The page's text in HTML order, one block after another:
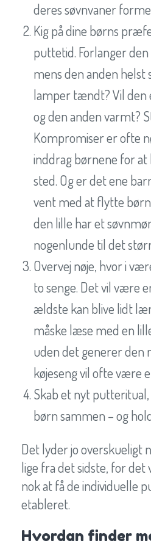
deres søvnvaner
Kig på dine børns
puttetid. Forlanger
mens den anden helst
lamper tændt? Vil den
og den anden varmt?
Kompromiser er ofte
inddrag børnene for at
sted. Og er det ene
vent med at flytte
den lille har et
nogenlunde til det
Overvej nøje, hvor i
to senge. Det vil være
ældste kan blive lidt
måske læse med en
uden det generer den
køjeseng vil ofte være
Skab et nyt
børn sammen – og
Det lyder jo overskueligt
lige fra det sidste, for
nok at få de individuelle
etableret.
Hvordan finder